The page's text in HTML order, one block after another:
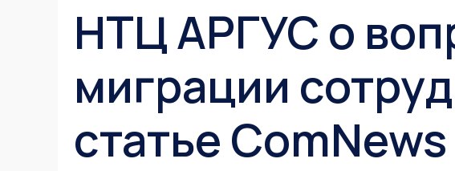
НТЦ АРГУС о
миграции
статье ComNews